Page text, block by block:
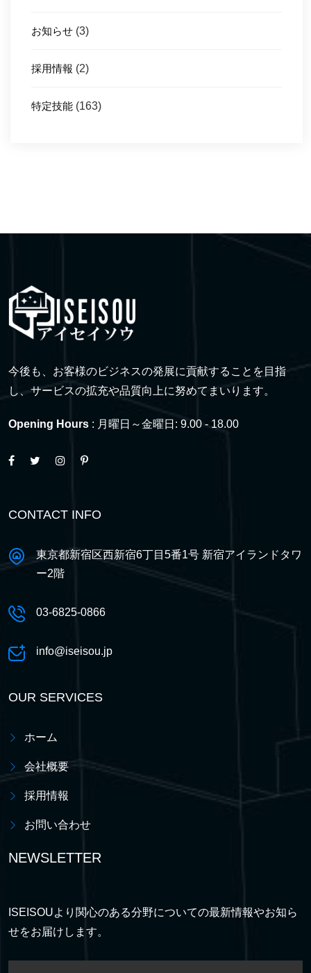
お知らせ (3)
採用情報 (2)
特定技能 (163)
今後も、お客様のビジネスの発展に貢献することを目指
し、サービスの拡充や品質向上に努めてまいります。
Opening Hours : 月曜日～金曜日: 9.00 - 18.00
CONTACT INFO
東京都新宿区西新宿6丁目5番1号 新宿アイランドタワ
ー2階
03-6825-0866
info@iseisou.jp
OUR SERVICES
ホーム
会社概要
採用情報
お問い合わせ
NEWSLETTER
ISEISOUより関心のある分野についての最新情報やお知ら
せをお届けします。